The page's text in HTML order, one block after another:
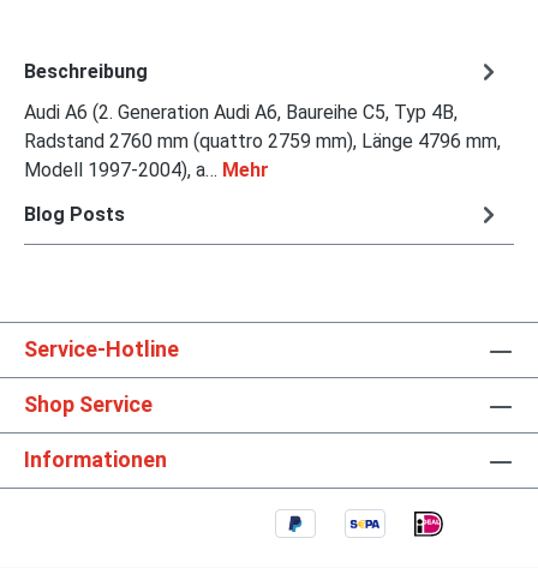
Beschreibung
Audi A6 (2. Generation Audi A6, Baureihe C5, Typ 4B,
Radstand 2760 mm (quattro 2759 mm), Länge 4796 mm,
Modell 1997-2004), a… Mehr
Blog Posts
Service-Hotline
Shop Service
Informationen